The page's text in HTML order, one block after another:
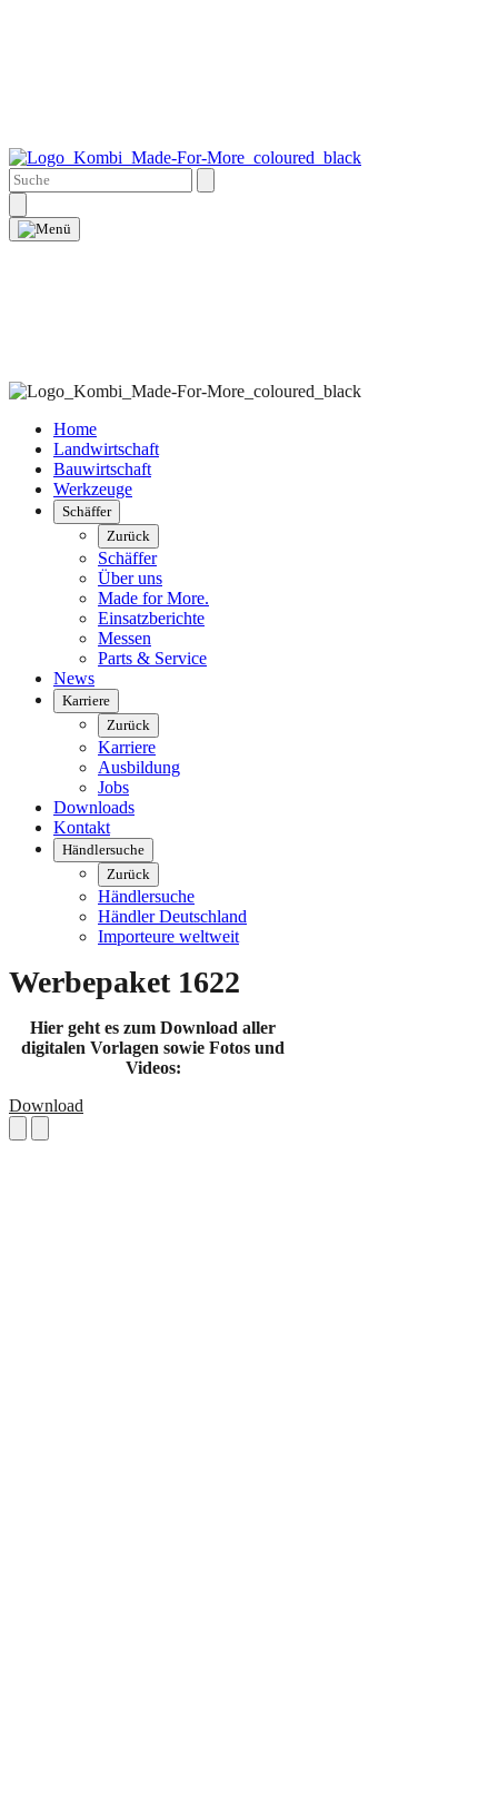
Home
Landwirtschaft
Bauwirtschaft
Werkzeuge
Schäffer
Zurück
Schäffer
Über uns
Made for More.
Einsatzberichte
Messen
Parts & Service
News
Karriere
Zurück
Karriere
Ausbildung
Jobs
Downloads
Kontakt
Händlersuche
Zurück
Händlersuche
Händler Deutschland
Importeure weltweit
Werbepaket 1622
Hier geht es zum Download aller
digitalen Vorlagen sowie Fotos und
Videos:
Download